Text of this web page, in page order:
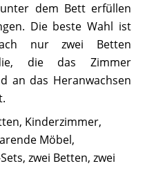
dem Bett erfüllen
Die beste Wahl ist
nur zwei Betten
die das Zimmer
an das Heranwachsen
, Kinderzimmer,
Möbel,
, zwei Betten, zwei